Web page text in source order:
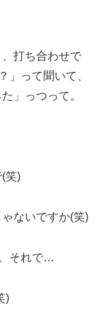
、打ち合わせで
」って聞いて、
」っつって。
(笑)
ないですか(笑)
それで…
)